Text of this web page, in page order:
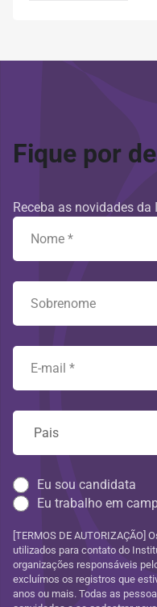
Fique por
Receba as novidades
Eu sou candidata
Eu trabalho em
[TERMOS DE
utilizados para contato do
organizações responsáveis
excluímos os registros que
anos ou mais. Todas as